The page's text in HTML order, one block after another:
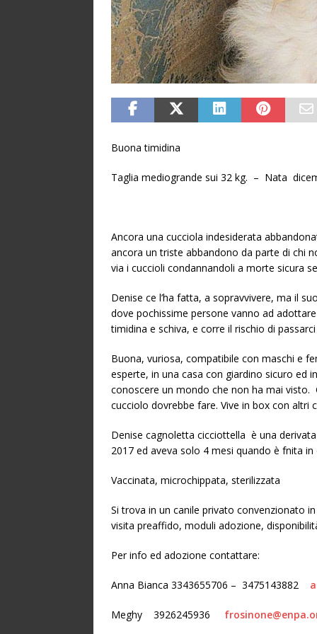
Buona timidina
Taglia mediogrande sui 32 kg. – Nata
Ancora una cucciola indesiderata
ancora un triste abbandono da parte di chi
via i cuccioli condannandoli a morte sicura
Denise ce l’ha fatta, a sopravvivere, ma il
dove pochissime persone vanno ad
timidina e schiva, e corre il rischio di
Buona, vuriosa, compatibile con maschi e
esperte, in una casa con giardino sicuro ed
conoscere un mondo che non ha mai visto.
cucciolo dovrebbe fare. Vive in box con altri
Denise cagnoletta cicciottella è una
2017 ed aveva solo 4 mesi quando è fnita
Vaccinata, microchippata, sterilizzata
Si trova in un canile privato convenzionato
visita preaffido, moduli adozione,
Per info ed adozione contattare:
Anna Bianca 3343655706 – 3475143882
Meghy 3926245936